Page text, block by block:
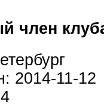
член
2014-11-12